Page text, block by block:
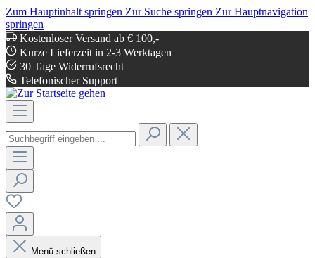
Zum Hauptinhalt springen Zur Suche springen Zur Hauptnavigation
springen
Kostenloser Versand ab € 100,-
Kurze Lieferzeit in 2-3 Werktagen
30 Tage Widerrufsrecht
Telefonischer Support
Menü schließen